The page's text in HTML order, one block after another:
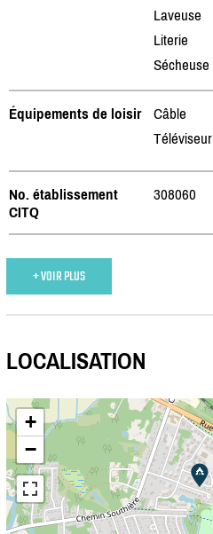
Laveuse
Literie
Sécheuse
Équipements de loisir
Câble
Téléviseur
No. établissement
CITQ
308060
+ VOIR PLUS
LOCALISATION
+
−